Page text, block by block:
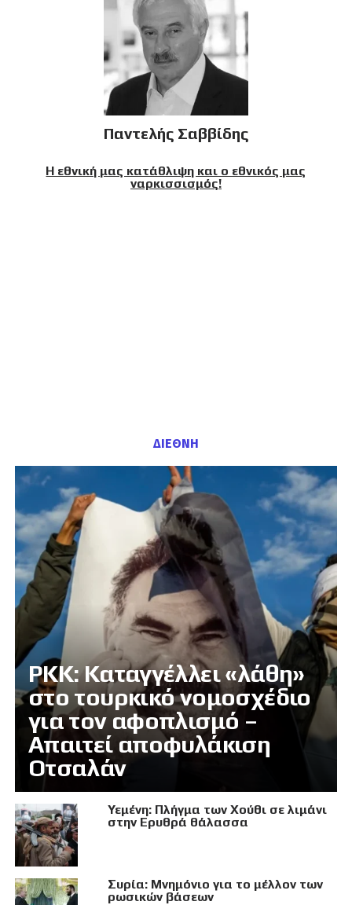
Παντελής Σαββίδης
Η εθνική μας κατάθλιψη και ο εθνικός μας
ναρκισσισμός!
ΔΙΕΘΝΗ
PKK: Καταγγέλλει «λάθη»
στο τουρκικό νομοσχέδιο
για τον αφοπλισμό –
Απαιτεί αποφυλάκιση
Οτσαλάν
Υεμένη: Πλήγμα των Χούθι σε λιμάνι
στην Ερυθρά θάλασσα
Συρία: Μνημόνιο για το μέλλον των
ρωσικών βάσεων